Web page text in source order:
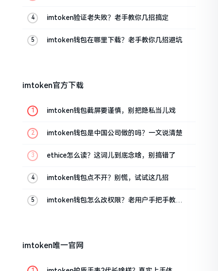
imtoken验证老失败？老手教你几招搞定
imtoken钱包在哪里下载？老手教你几招避坑
imtoken官方下载
imtoken钱包截屏要谨慎，别把隐私当儿戏
imtoken钱包是中国公司做的吗？一文说清楚
ethice怎么读？这词儿到底念啥，别搞错了
imtoken钱包点不开？别慌，试试这几招
imtoken钱包怎么改权限？老用户手把手教你
imtoken唯一官网